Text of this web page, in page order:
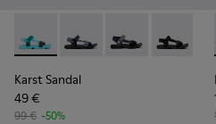
Karst Sandal - K101048-003 -
Karst Sandal -Karst Sandal -
Karst
Karst Sandal
49 €
99 € -50%